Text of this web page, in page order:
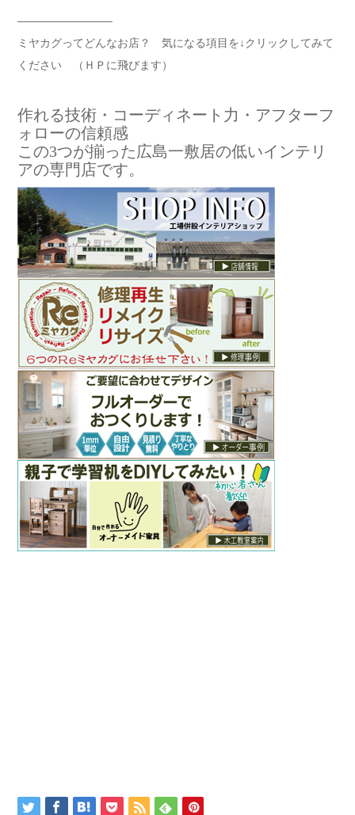
————————–
ミヤカグってどんなお店？ 気になる項目を↓クリックしてみて
ください （ＨＰに飛びます）
作れる技術・コーディネート力・アフターフ
ォローの信頼感
この3つが揃った広島一敷居の低いインテリ
アの専門店です。